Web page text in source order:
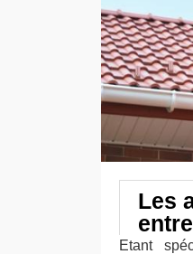
Les
Etant